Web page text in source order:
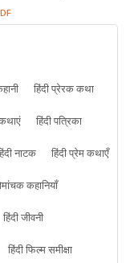
हिंदी प्रेरक कथा
हिंदी पत्रिका
नाटक
हिंदी प्रेम कथाएँ
कहानियाँ
हिंदी जीवनी
हिंदी फिल्म समीक्षा